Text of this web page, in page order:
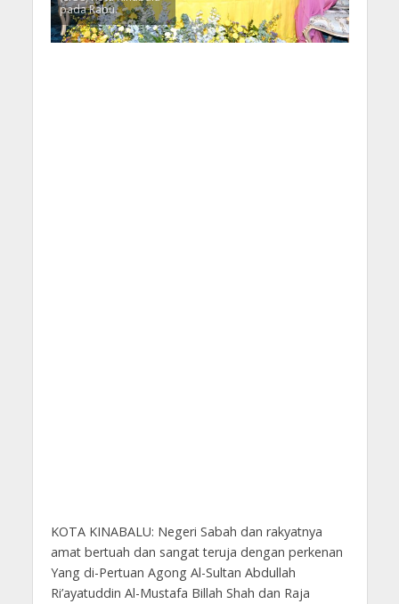
pada Rabu.
KOTA KINABALU: Negeri Sabah dan rakyatnya
amat bertuah dan sangat teruja dengan perkenan
Yang di-Pertuan Agong Al-Sultan Abdullah
Ri’ayatuddin Al-Mustafa Billah Shah dan Raja